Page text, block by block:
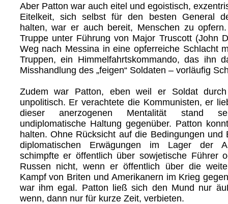
Aber Patton war auch eitel und egoistisch,
Eitelkeit, sich selbst für den besten General
halten, war er auch bereit, Menschen zu
Truppe unter Führung von Major Truscott (John
Weg nach Messina in eine opferreiche Schlacht
Truppen, ein Himmelfahrtskommando, das ihn
Misshandlung des „feigen“ Soldaten – vorläufig
Zudem war Patton, eben weil er Soldat
unpolitisch. Er verachtete die Kommunisten, er
dieser anerzogenen Mentalität stand
undiplomatische Haltung gegenüber. Patton
halten. Ohne Rücksicht auf die Bedingungen und
diplomatischen Erwägungen im Lager der
schimpfte er öffentlich über sowjetische Führer
Russen nicht, wenn er öffentlich über die
Kampf von Briten und Amerikanern im Krieg
war ihm egal. Patton ließ sich den Mund nur
wenn, dann nur für kurze Zeit, verbieten.